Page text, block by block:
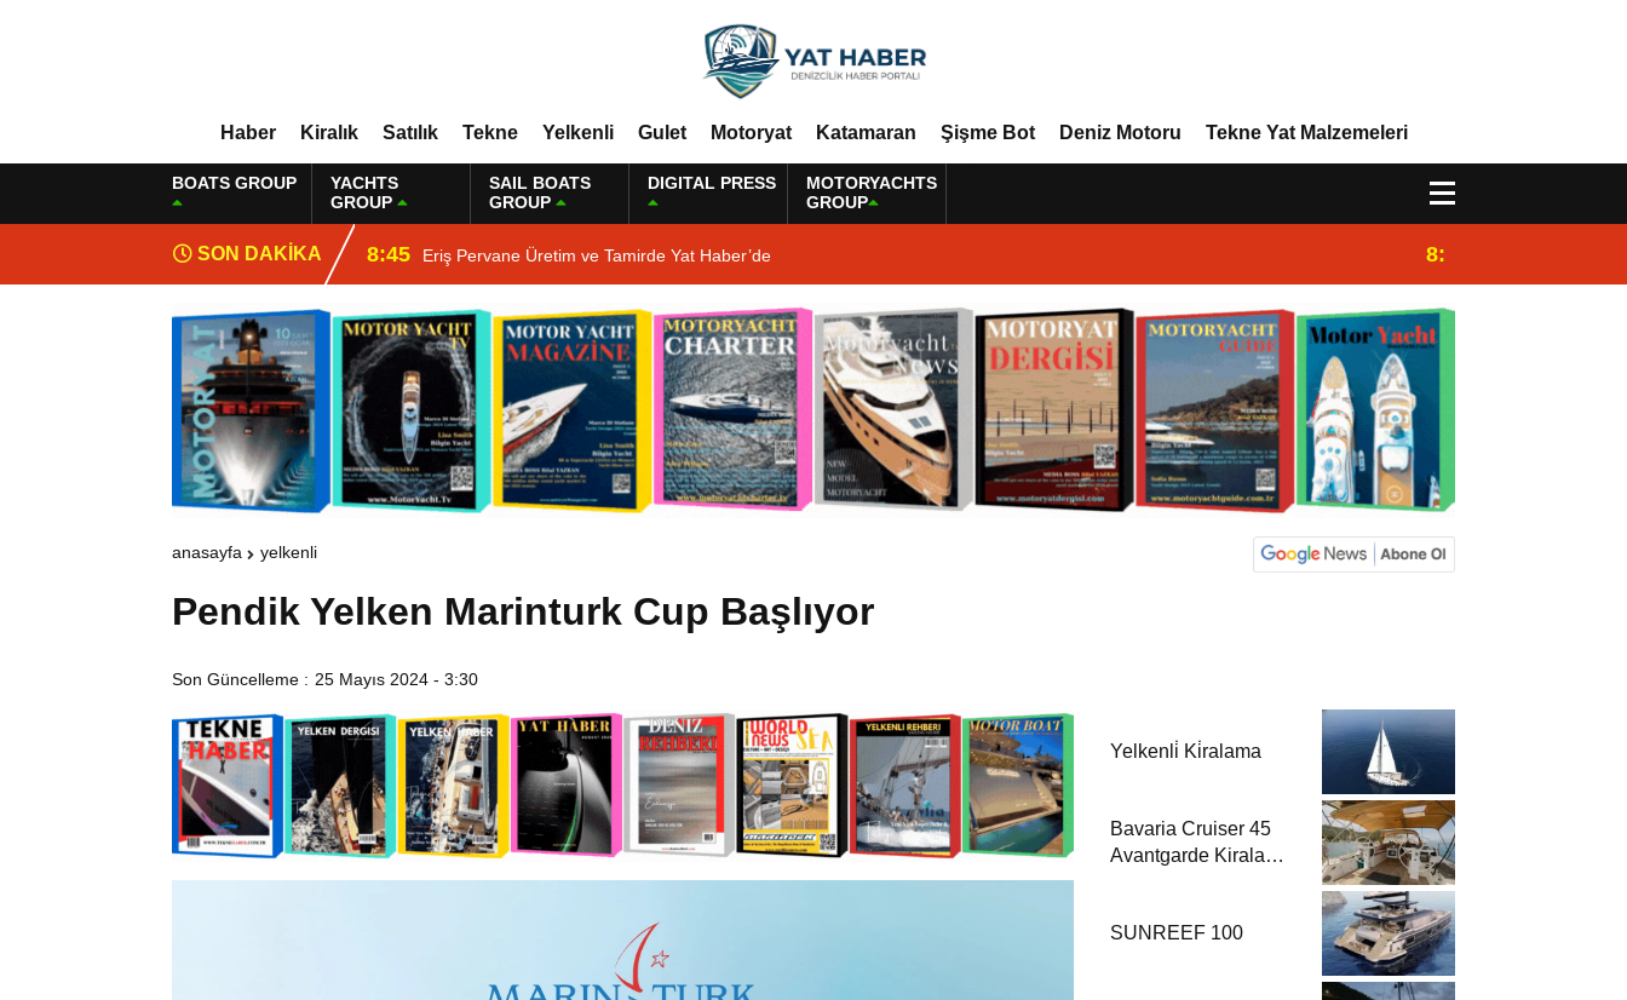
Haber Kiralık Satılık Tekne Yelkenli Gulet Motoryat Katamaran Şişme Bot Deniz Motoru Tekne Yat Malzemeleri
BOATS GROUP
YACHTS
GROUP
SAIL BOATS
GROUP
DIGITAL PRESS
MOTORYACHTS
GROUP
SON DAKİKA 8:45 Eriş Pervane Üretim ve Tamirde Yat Haber’de 8:29
anasayfa yelkenli
Pendik Yelken Marinturk Cup Başlıyor
Son Güncelleme : 25 Mayıs 2024 - 3:30
Yelkenli̇ Ki̇ralama
Bavaria Cruiser 45
Avantgarde Kiralama
SUNREEF 100